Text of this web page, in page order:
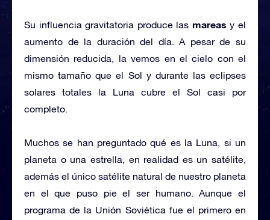
Su influencia gravitatoria produce las mareas y el
aumento de la duración del día. A pesar de su
dimensión reducida, la vemos en el cielo con el
mismo tamaño que el Sol y durante las eclipses
solares totales la Luna cubre el Sol casi por
completo.
Muchos se han preguntado qué es la Luna, si un
planeta o una estrella, en realidad es un satélite,
además el único satélite natural de nuestro planeta
en el que puso pie el ser humano. Aunque el
programa de la Unión Soviética fue el primero en